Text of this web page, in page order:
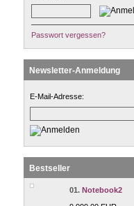
Passwort vergessen?
Newsletter-Anmeldung
E-Mail-Adresse:
Bestseller
01. Notebook2